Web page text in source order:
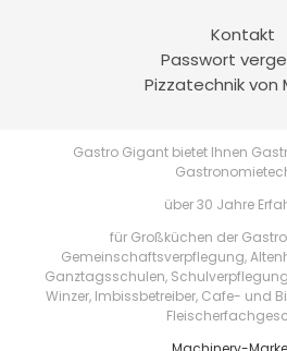
Kontakt
Passwort
Pizzatechnik von
Gastro Gigant bietet Ihnen
über 30 Jahre
für Großküchen der
Gemeinschaftsverpflegung,
Ganztagsschulen,
Winzer, Imbissbetreiber, Cafe- und